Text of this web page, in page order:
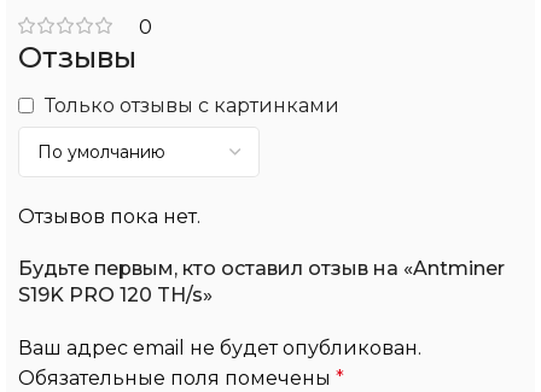
0
Отзывы
Только отзывы с картинками
Отзывов пока нет.
Будьте первым, кто оставил отзыв на «Antminer
S19K PRO 120 TH/s»
Ваш адрес email не будет опубликован.
Обязательные поля помечены *